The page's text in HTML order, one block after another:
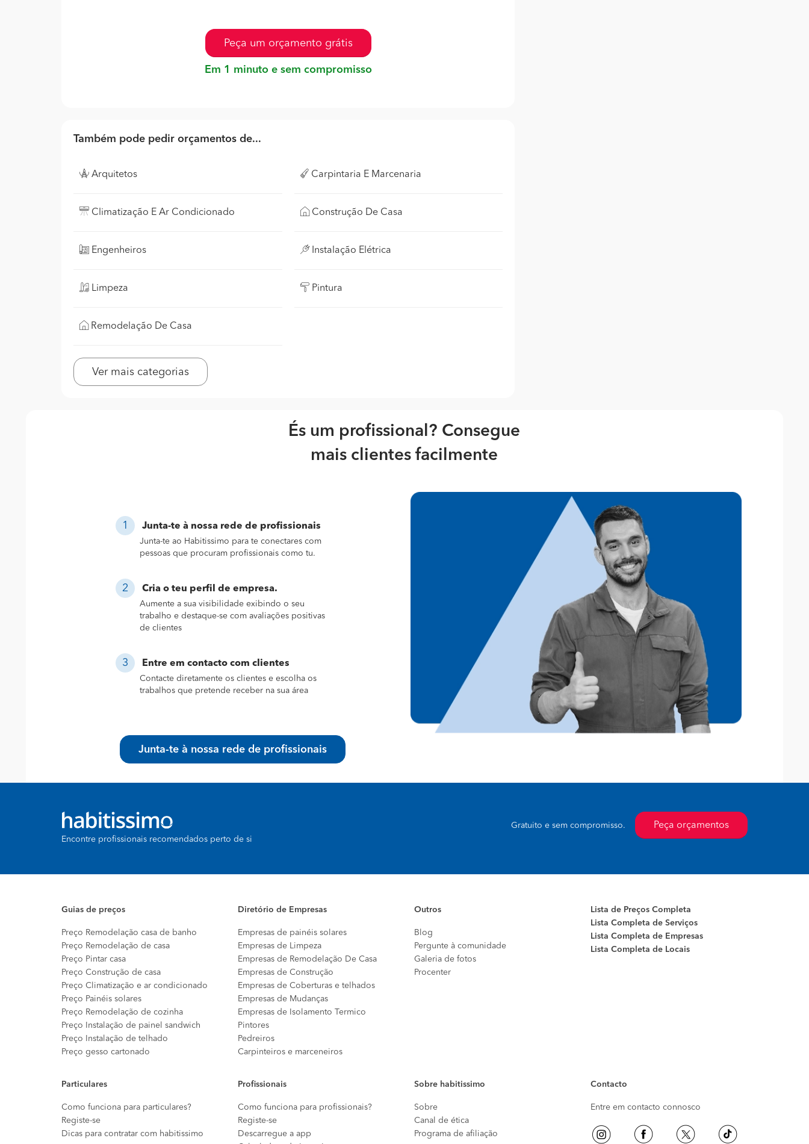
Peça um orçamento grátis
Em 1 minuto e sem compromisso
Também pode pedir orçamentos de...
Arquitetos Carpintaria E Marcenaria
Climatização E Ar Condicionado Construção De Casa
Engenheiros Instalação Elétrica
Limpeza Pintura
Remodelação De Casa
Ver mais categorias
És um profissional? Consegue
mais clientes facilmente
Junta-te à nossa rede de profissionais
Junta-te ao Habitissimo para te conectares com
pessoas que procuram profissionais como tu.
Cria o teu perfil de empresa.
Aumente a sua visibilidade exibindo o seu
trabalho e destaque-se com avaliações positivas
de clientes
Entre em contacto com clientes
Contacte diretamente os clientes e escolha os
trabalhos que pretende receber na sua área
Junta-te à nossa rede de profissionais
Encontre profissionais recomendados perto de si
Peça orçamentos
Gratuito e sem compromisso.
Guias de preços
Preço Remodelação casa de banho
Preço Remodelação de casa
Preço Pintar casa
Preço Construção de casa
Preço Climatização e ar condicionado
Preço Painéis solares
Preço Remodelação de cozinha
Preço Instalação de painel sandwich
Preço Instalação de telhado
Preço gesso cartonado
Diretório de Empresas
Empresas de painéis solares
Empresas de Limpeza
Empresas de Remodelação De Casa
Empresas de Construção
Empresas de Coberturas e telhados
Empresas de Mudanças
Empresas de Isolamento Termico
Pintores
Pedreiros
Carpinteiros e marceneiros
Outros
Blog
Pergunte à comunidade
Galeria de fotos
Procenter
Lista de Preços Completa
Lista Completa de Serviços
Lista Completa de Empresas
Lista Completa de Locais
Particulares
Como funciona para particulares?
Registe-se
Dicas para contratar com habitissimo
Profissionais
Como funciona para profissionais?
Registe-se
Descarregue a app
Sobre habitissimo
Sobre
Canal de ética
Programa de afiliação
Contacto
Entre em contacto connosco